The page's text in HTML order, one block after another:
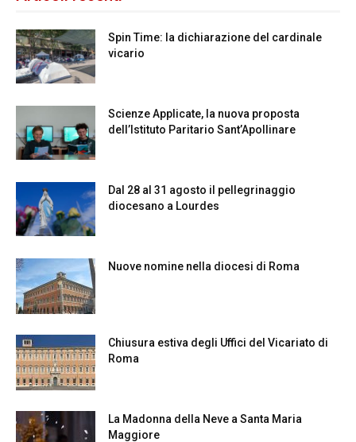
Spin Time: la dichiarazione del cardinale
vicario
Scienze Applicate, la nuova proposta
dell’Istituto Paritario Sant’Apollinare
Dal 28 al 31 agosto il pellegrinaggio
diocesano a Lourdes
Nuove nomine nella diocesi di Roma
Chiusura estiva degli Uffici del Vicariato di
Roma
La Madonna della Neve a Santa Maria
Maggiore